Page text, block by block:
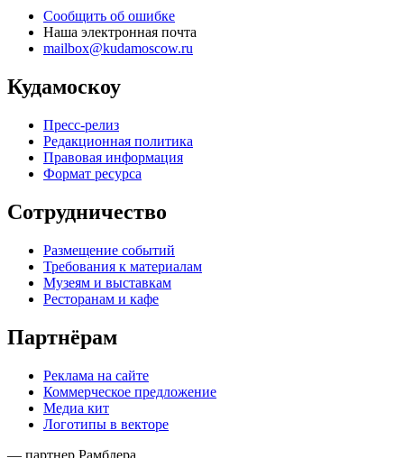
Сообщить об ошибке
Наша электронная почта
mailbox@kudamoscow.ru
Кудамоскоу
Пресс-релиз
Редакционная политика
Правовая информация
Формат ресурса
Сотрудничество
Размещение событий
Требования к материалам
Музеям и выставкам
Ресторанам и кафе
Партнёрам
Реклама на сайте
Коммерческое предложение
Медиа кит
Логотипы в векторе
— партнер Рамблера